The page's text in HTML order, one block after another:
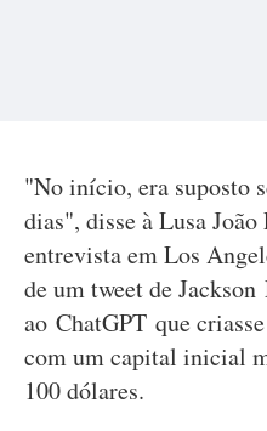
"No início, era suposto
dias", disse à Lusa
entrevista em Los
de um tweet de
ao ChatGPT que
com um capital inicial
100 dólares.